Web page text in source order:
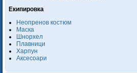
Екипировка
Неопренов костюм
Маска
Шнорхел
Плавници
Харпун
Аксесоари